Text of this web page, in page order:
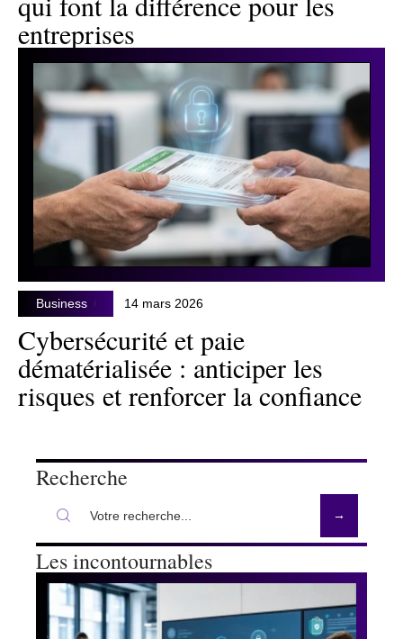
entreprises
Business 14 mars 2026
Cybersécurité et paie
dématérialisée : anticiper les
risques et renforcer la confiance
Recherche
Les incontournables